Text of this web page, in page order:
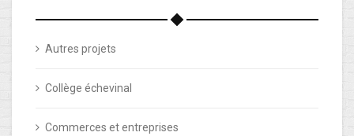
Autres projets
Collège échevinal
Commerces et entreprises